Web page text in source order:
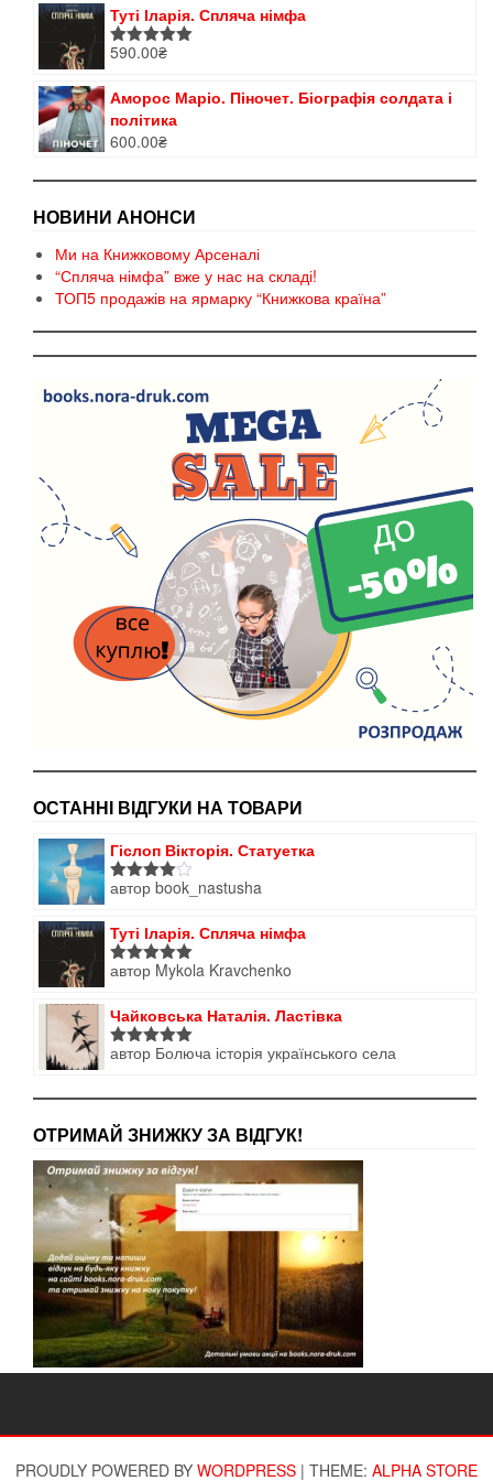
Туті Іларія. Спляча німфа
Оцінено в
590.00₴
Аморос Маріо. Піночет. Біографія солдата і
політика
600.00₴
НОВИНИ АНОНСИ
Ми на Книжковому Арсеналі
“Спляча німфа” вже у нас на складі!
ТОП5 продажів на ярмарку “Книжкова країна”
ОСТАННІ ВІДГУКИ НА ТОВАРИ
Гіслоп Вікторія. Статуетка
Оцінено
автор book_nastusha
Туті Іларія. Спляча німфа
Оцінено в
автор Mykola Kravchenko
Чайковська Наталія. Ластівка
Оцінено в
автор Болюча історія українського села
ОТРИМАЙ ЗНИЖКУ ЗА ВІДГУК!
PROUDLY POWERED BY WORDPRESS | THEME: ALPHA STORE